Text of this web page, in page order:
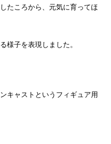
たころから、元気に育ってほ
キャストというフィギュア用